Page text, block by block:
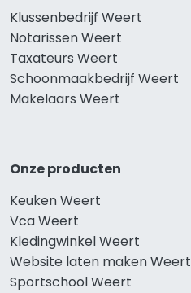
Klussenbedrijf Weert
Notarissen Weert
Taxateurs Weert
Schoonmaakbedrijf Weert
Makelaars Weert
Onze producten
Keuken Weert
Vca Weert
Kledingwinkel Weert
Website laten maken Weert
Sportschool Weert